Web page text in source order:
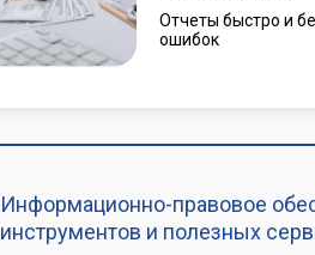
Отчеты быстро и
ошибок
Информационно-правовое
инструментов и полезных